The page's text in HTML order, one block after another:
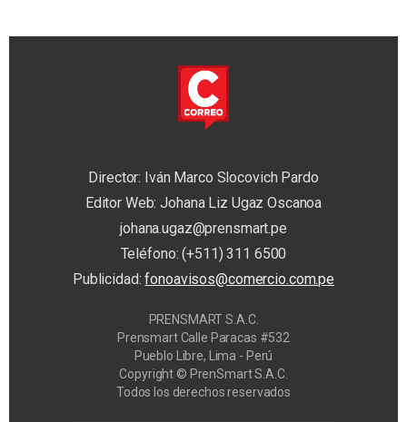
Director: Iván Marco Slocovich Pardo
Editor Web: Johana Liz Ugaz Oscanoa
johana.ugaz@prensmart.pe
Teléfono: (+511) 311 6500
Publicidad:fonoavisos@comercio.com.pe
PRENSMART S.A.C.
Prensmart Calle Paracas #532
Pueblo Libre, Lima - Perú
Copyright © PrenSmart S.A.C.
Todos los derechos reservados